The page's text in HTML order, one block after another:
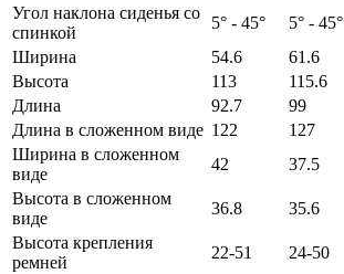
Угол наклона сиденья со
спинкой
5° - 45° 5° - 45°
Ширина
54.6 61.6
Высота
113 115.6
Длина
92.7 99
Длина в сложенном виде 122 127
Ширина в сложенном
виде
42 37.5
Высота в сложенном
виде
36.8 35.6
Высота крепления
ремней
22-51 24-50